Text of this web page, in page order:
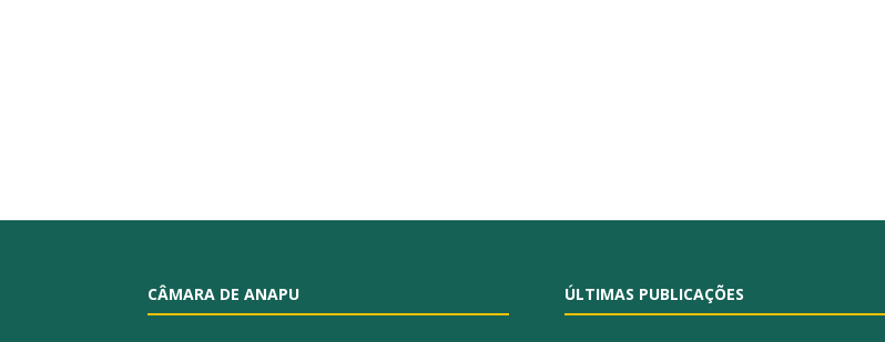
CÂMARA DE ANAPU ÚLTIMAS PUBLICAÇÕES